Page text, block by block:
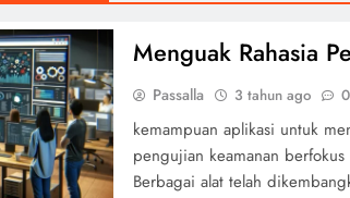
Menguak Rahasia
Passalla 3 tahun ago 0
kemampuan aplikasi untuk
pengujian keamanan
Berbagai alat telah